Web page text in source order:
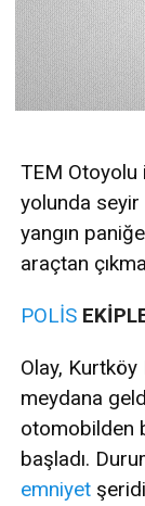
TEM Otoyolu
yolunda seyir
yangın
araçtan
POLİS
Olay, Kurtköy
meydana
otomobilden
başladı.
emniyet